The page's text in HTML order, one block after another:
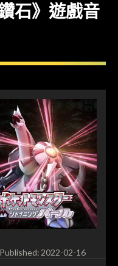
石》遊戲音
Published: 2022-02-16